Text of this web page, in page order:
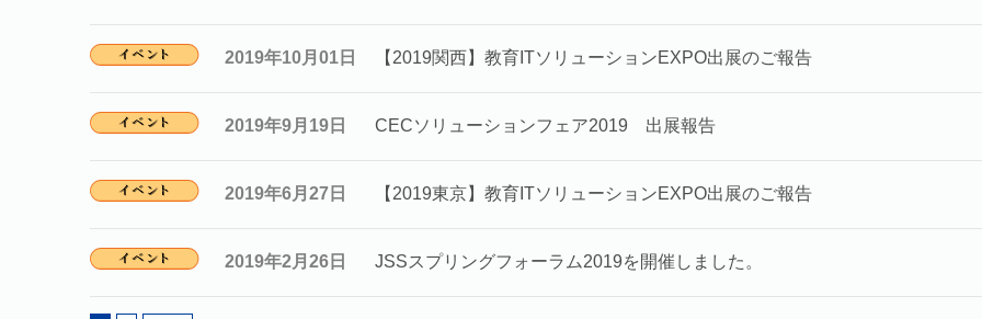
2019年10月01日 【2019関西】教育ITソリューションEXPO出展のご報告
2019年9月19日 CECソリューションフェア2019 出展報告
2019年6月27日 【2019東京】教育ITソリューションEXPO出展のご報告
2019年2月26日 JSSスプリングフォーラム2019を開催しました。